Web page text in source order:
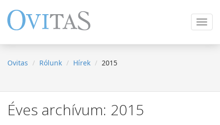
ki
/
Ovitas
Rólunk Hírek 2015
Éves archívum: 2015